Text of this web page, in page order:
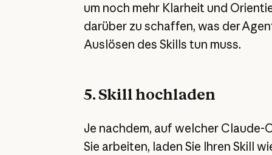
um noch mehr Klarheit und
darüber zu schaffen, was der
Auslösen des Skills tun muss.
5. Skill hochladen
Je nachdem, auf welcher Claude-
Sie arbeiten, laden Sie Ihren Skill